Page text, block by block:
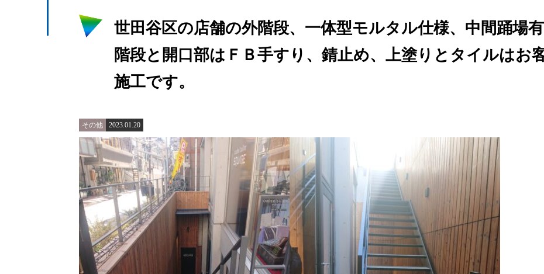
世田谷区の店舗の外階段、一体型モルタル仕様、中間踊場有
階段と開口部はＦＢ手すり、錆止め、上塗りとタイルはお
施工です。
その他 2023.01.20